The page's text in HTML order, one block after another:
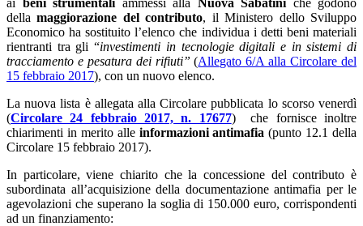
dellamaggiorazione del contributo, il Ministero dello Sviluppo
Economico ha sostituito l’elenco che individua i detti beni materiali
rientranti tra gli “investimenti in tecnologie digitali e in sistemi di
tracciamento e pesatura dei rifiuti” (Allegato 6/A alla Circolare del
15 febbraio 2017), con un nuovo elenco.
La nuova lista è allegata alla Circolare pubblicata lo scorso venerdì
(Circolare 24 febbraio 2017, n. 17677) che fornisce inoltre
chiarimenti in merito alle informazioni antimafia(punto 12.1 della
Circolare 15 febbraio 2017).
In particolare, viene chiarito che la concessione del contributo è
subordinata all’acquisizione della documentazione antimafia per le
agevolazioni che superano la soglia di 150.000 euro, corrispondenti
ad un finanziamento: